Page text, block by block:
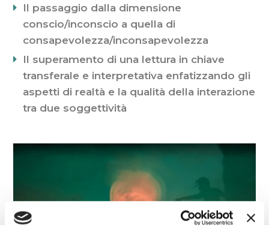
Il passaggio dalla dimensione
conscio/inconscio a quella di
consapevolezza/inconsapevolezza
Il superamento di una lettura in chiave
transferale e interpretativa enfatizzando gli
aspetti di realtà e la qualità della interazione
tra due soggettività